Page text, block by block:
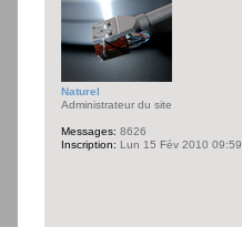
Naturel
Administrateur du site
Messages: 8626
Inscription: Lun 15 Fév 2010 09:59